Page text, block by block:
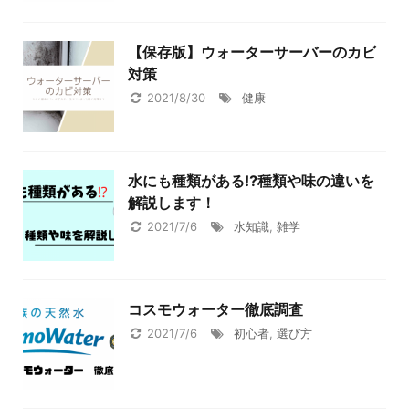
【保存版】ウォーターサーバーのカビ
対策
2021/8/30 健康
水にも種類がある⁉種類や味の違いを
解説します！
2021/7/6 水知識, 雑学
コスモウォーター徹底調査
2021/7/6 初心者, 選び方